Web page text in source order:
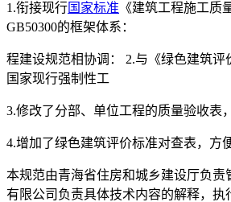
1.衔接现行国家标准 《建筑工程施工质
GB50300的框架体系：
程建设规范相协调： 2.与《绿色建筑评
国家现行强制性工
3.修改了分部、单位工程的质量验收表
4.增加了绿色建筑评价标准对查表，方
本规范由青海省住房和城乡建设厅负责
有限公司负责具体技术内容的解释，执